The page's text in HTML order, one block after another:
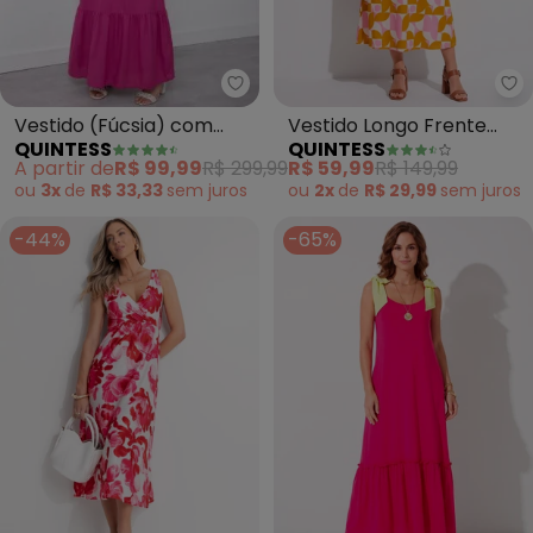
Quintess - Vestido (Fúcsia)
Vestido (Fúcsia) com
Detalhe no Decote
Frente
QUINTESS
A partir deR$ 99,99R$ 299,99
ou 3x de R$ 33,33 sem juros
Vestido Longo Frente
Única Estampado em
Malha Fria com
QUINTESS
R$ 59,99R$ 149,99
ou 2x de R$ 29,99 sem juros
-44% -65%